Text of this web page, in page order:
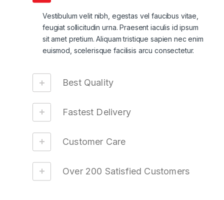
Vestibulum velit nibh, egestas vel faucibus vitae,
feugiat sollicitudin urna. Praesent iaculis id ipsum
sit amet pretium. Aliquam tristique sapien nec enim
euismod, scelerisque facilisis arcu consectetur.
Best Quality
Fastest Delivery
Customer Care
Over 200 Satisfied Customers